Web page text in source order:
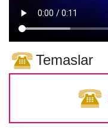
Temaslar